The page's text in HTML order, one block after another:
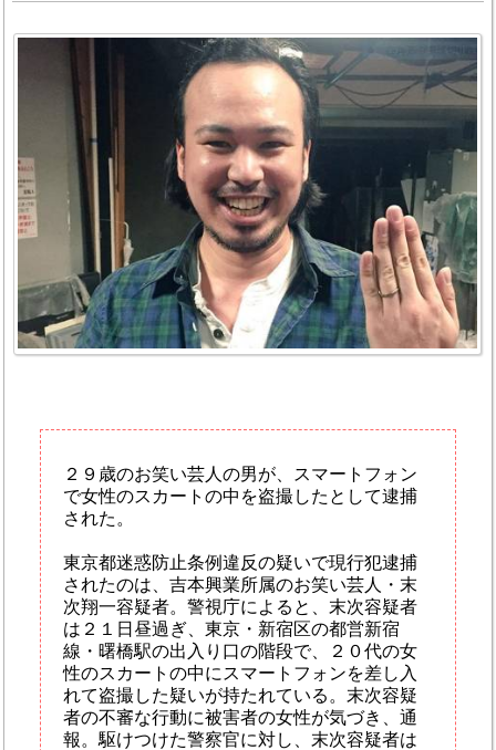
２９歳のお笑い芸人の男が、スマートフォン
で女性のスカートの中を盗撮したとして逮捕
された。
東京都迷惑防止条例違反の疑いで現行犯逮捕
されたのは、吉本興業所属のお笑い芸人・末
次翔一容疑者。警視庁によると、末次容疑者
は２１日昼過ぎ、東京・新宿区の都営新宿
線・曙橋駅の出入り口の階段で、２０代の女
性のスカートの中にスマートフォンを差し入
れて盗撮した疑いが持たれている。末次容疑
者の不審な行動に被害者の女性が気づき、通
報。駆けつけた警察官に対し、末次容疑者は